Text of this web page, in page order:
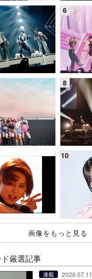
画像をもっと見る
厳選記事
連載 2026.07.11